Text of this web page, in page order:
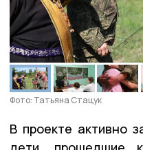
Фото: Татьяна Стацук
В проекте активно